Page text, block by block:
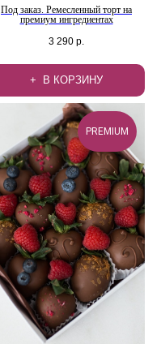
Под заказ. Ремесленный торт на
премиум ингредиентах
3 290 р.
В КОРЗИНУ
PREMIUM